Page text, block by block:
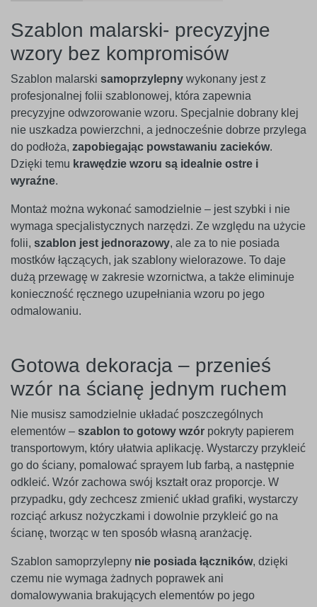
Szablon malarski- precyzyjne
wzory bez kompromisów
Szablon malarski samoprzylepny wykonany jest z
profesjonalnej folii szablonowej, która zapewnia
precyzyjne odwzorowanie wzoru. Specjalnie dobrany klej
nie uszkadza powierzchni, a jednocześnie dobrze przylega
do podłoża, zapobiegając powstawaniu zacieków.
Dzięki temu krawędzie wzoru są idealnie ostre i
wyraźne.
Montaż można wykonać samodzielnie – jest szybki i nie
wymaga specjalistycznych narzędzi. Ze względu na użycie
folii, szablon jest jednorazowy, ale za to nie posiada
mostków łączących, jak szablony wielorazowe. To daje
dużą przewagę w zakresie wzornictwa, a także eliminuje
konieczność ręcznego uzupełniania wzoru po jego
odmalowaniu.
Gotowa dekoracja – przenieś
wzór na ścianę jednym ruchem
Nie musisz samodzielnie układać poszczególnych
elementów – szablon to gotowy wzór pokryty papierem
transportowym, który ułatwia aplikację. Wystarczy przykleić
go do ściany, pomalować sprayem lub farbą, a następnie
odkleić. Wzór zachowa swój kształt oraz proporcje. W
przypadku, gdy zechcesz zmienić układ grafiki, wystarczy
rozciąć arkusz nożyczkami i dowolnie przykleić go na
ścianę, tworząc w ten sposób własną aranżację.
Szablon samoprzylepny nie posiada łączników, dzięki
czemu nie wymaga żadnych poprawek ani
domalowywania brakujących elementów po jego